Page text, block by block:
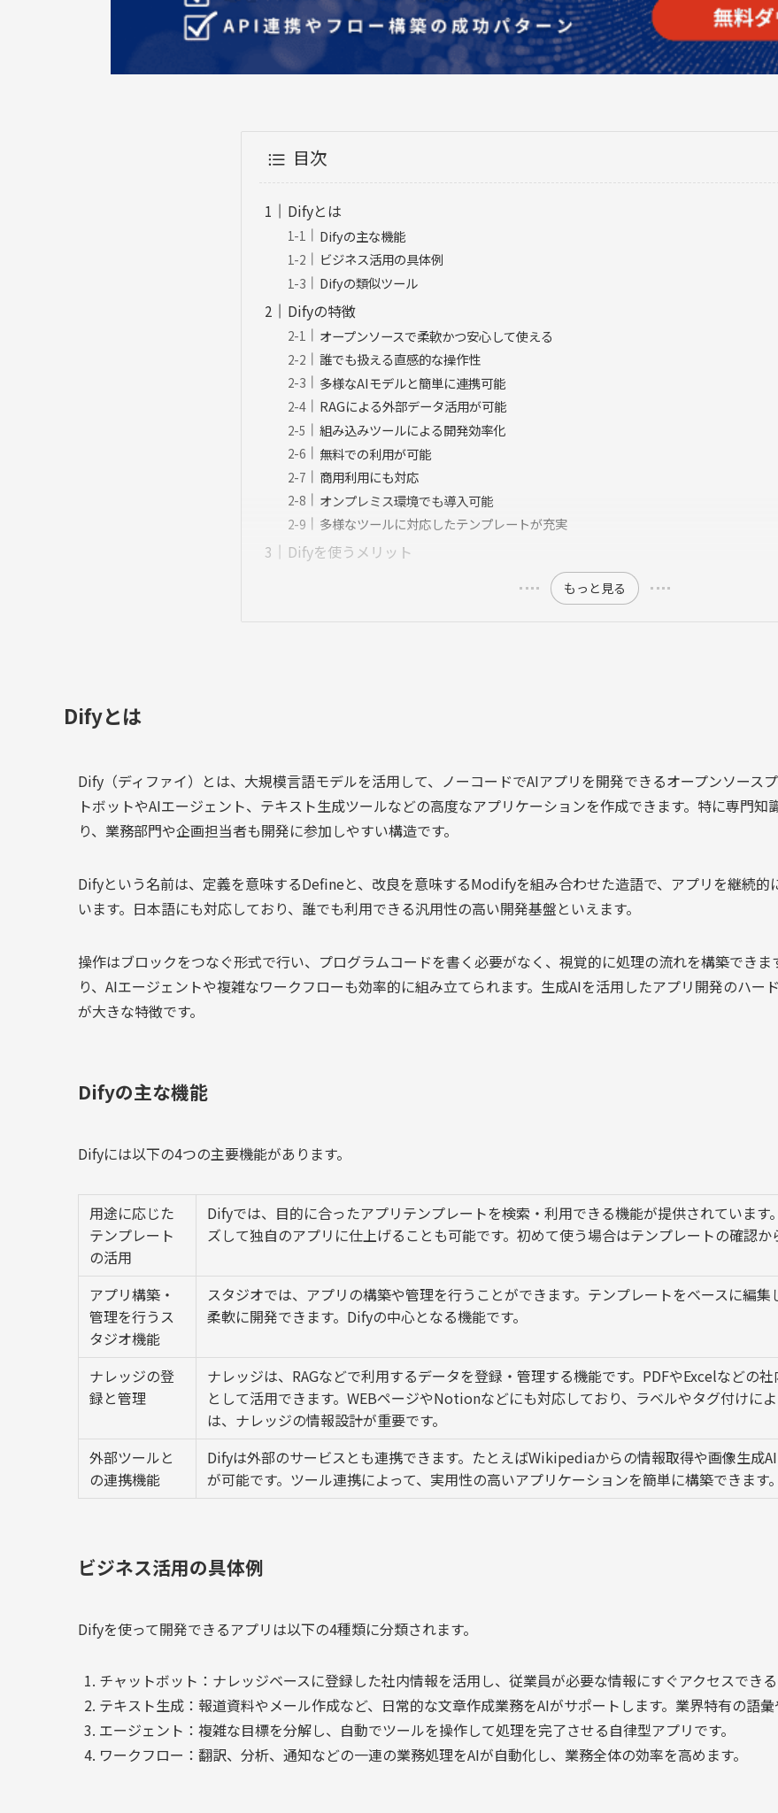
目次
Difyとは
Difyの主な機能
ビジネス活用の具体例
Difyの類似ツール
Difyの特徴
オープンソースで柔軟かつ安心して使える
誰でも扱える直感的な操作性
多様なAIモデルと簡単に連携可能
RAGによる外部データ活用が可能
組み込みツールによる開発効率化
無料での利用が可能
商用利用にも対応
オンプレミス環境でも導入可能
多様なツールに対応したテンプレートが充実
Difyを使うメリット
もっと見る
Difyとは
Dify（ディファイ）とは、大規模言語モデルを活用して、ノーコードでAIアプリを開発できるオープンソース
トボットやAIエージェント、テキスト生成ツールなどの高度なアプリケーションを作成できます。特に専門
り、業務部門や企画担当者も開発に参加しやすい構造です。
Difyという名前は、定義を意味するDefineと、改良を意味するModifyを組み合わせた造語で、アプリを継続
います。日本語にも対応しており、誰でも利用できる汎用性の高い開発基盤といえます。
操作はブロックをつなぐ形式で行い、プログラムコードを書く必要がなく、視覚的に処理の流れを構築でき
り、AIエージェントや複雑なワークフローも効率的に組み立てられます。生成AIを活用したアプリ開発のハ
が大きな特徴です。
Difyの主な機能
Difyには以下の4つの主要機能があります。
用途に応じた
テンプレート
の活用
Difyでは、目的に合ったアプリテンプレートを検索・利用できる機能が提供されていま
ズして独自のアプリに仕上げることも可能です。初めて使う場合はテンプレートの確認か
アプリ構築・
管理を行うス
タジオ機能
スタジオでは、アプリの構築や管理を行うことができます。テンプレートをベースに編集
柔軟に開発できます。Difyの中心となる機能です。
ナレッジの登
録と管理
ナレッジは、RAGなどで利用するデータを登録・管理する機能です。PDFやExcelなどの
として活用できます。WEBページやNotionなどにも対応しており、ラベルやタグ付けに
は、ナレッジの情報設計が重要です。
外部ツールと
の連携機能
Difyは外部のサービスとも連携できます。たとえばWikipediaからの情報取得や画像生成
が可能です。ツール連携によって、実用性の高いアプリケーションを簡単に構築できます。
ビジネス活用の具体例
Difyを使って開発できるアプリは以下の4種類に分類されます。
チャットボット：ナレッジベースに登録した社内情報を活用し、従業員が必要な情報にすぐアクセスできる
テキスト生成：報道資料やメール作成など、日常的な文章作成業務をAIがサポートします。業界特有の語彙
エージェント：複雑な目標を分解し、自動でツールを操作して処理を完了させる自律型アプリです。
ワークフロー：翻訳、分析、通知などの一連の業務処理をAIが自動化し、業務全体の効率を高めます。